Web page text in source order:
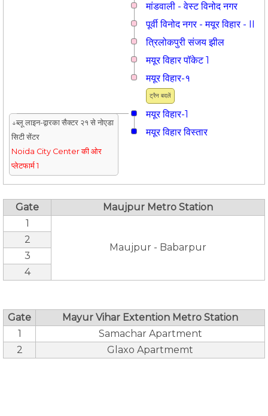
मांडवाली - वेस्ट विनोद नगर
पूर्वी विनोद नगर - मयूर विहार - II
त्रिलोकपुरी संजय झील
मयूर विहार पॉकेट 1
ट्रैन बदलें
मयूर विहार-१
मयूर विहार-1
↓ब्लू लाइन-द्वारका सैक्टर २१ से नोएडा
सिटी सेंटर
Noida City Center की ओर
प्लेटफार्म 1
मयूर विहार विस्तार
Gate
Maujpur Metro Station
1
Maujpur - Babarpur
2
3
4
Gate
Mayur Vihar Extention Metro Station
1
Samachar Apartment
2
Glaxo Apartmemt